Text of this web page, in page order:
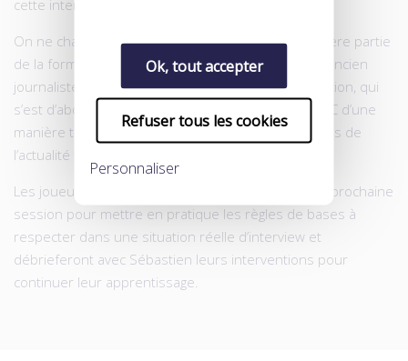
Ok, tout accepter
Refuser tous les cookies
Personnaliser
cette intervention entend répondre.
On ne change pas les bonnes habitudes. La première partie
de la formation a été animée par Sébastien Piétri, ancien
journaliste et désormais consultant en communication, qui
s’est d’abord adressé à la dizaine de joueurs du TFC d’une
manière théorique, en s’appuyant sur des exemples de
l’actualité pour illustrer ses propos.
Les joueurs passeront devant la caméra lors de la prochaine
session pour mettre en pratique les règles de bases à
respecter dans une situation réelle d’interview et
débrieferont avec Sébastien leurs interventions pour
continuer leur apprentissage.